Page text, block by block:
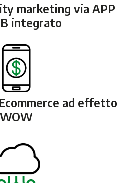
marketing via APP
integrato
ad effetto
WOW